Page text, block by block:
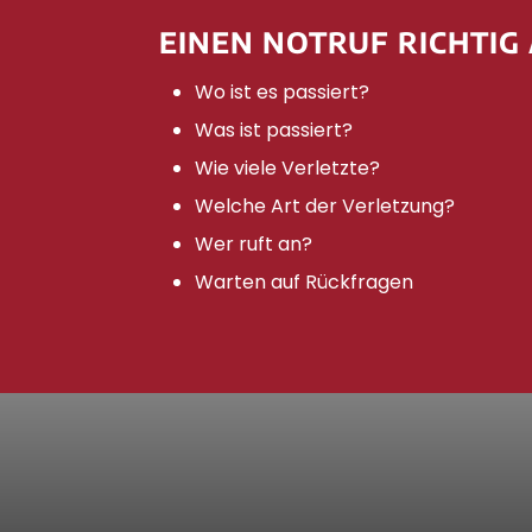
EINEN NOTRUF RICHTIG
Wo ist es passiert?
Was ist passiert?
Wie viele Verletzte?
Welche Art der Verletzung?
Wer ruft an?
Warten auf Rückfragen